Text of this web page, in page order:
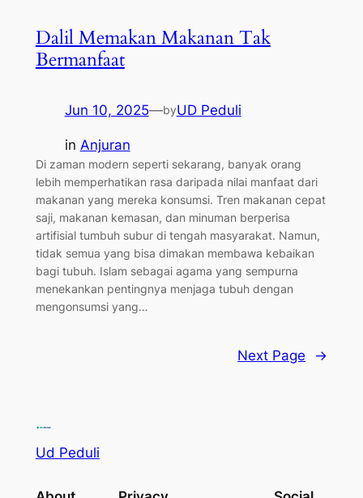
Dalil Memakan Makanan Tak
Bermanfaat
Jun 10, 2025—byUD Peduli
in Anjuran
Di zaman modern seperti sekarang, banyak orang
lebih memperhatikan rasa daripada nilai manfaat dari
makanan yang mereka konsumsi. Tren makanan cepat
saji, makanan kemasan, dan minuman berperisa
artifisial tumbuh subur di tengah masyarakat. Namun,
tidak semua yang bisa dimakan membawa kebaikan
bagi tubuh. Islam sebagai agama yang sempurna
menekankan pentingnya menjaga tubuh dengan
mengonsumsi yang…
Next Page →
Ud Peduli